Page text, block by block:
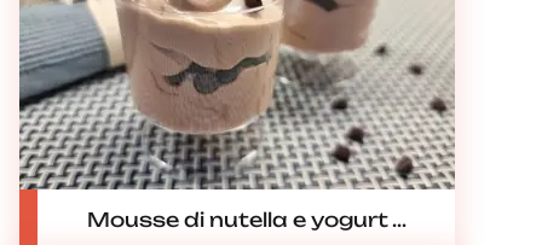
Mousse di nutella e yogurt ...